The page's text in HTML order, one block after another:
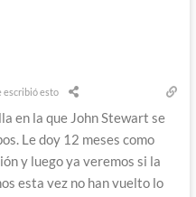
escribió esto
en la que John Stewart se
Le doy 12 meses como
y luego ya veremos si la
esta vez no han vuelto lo